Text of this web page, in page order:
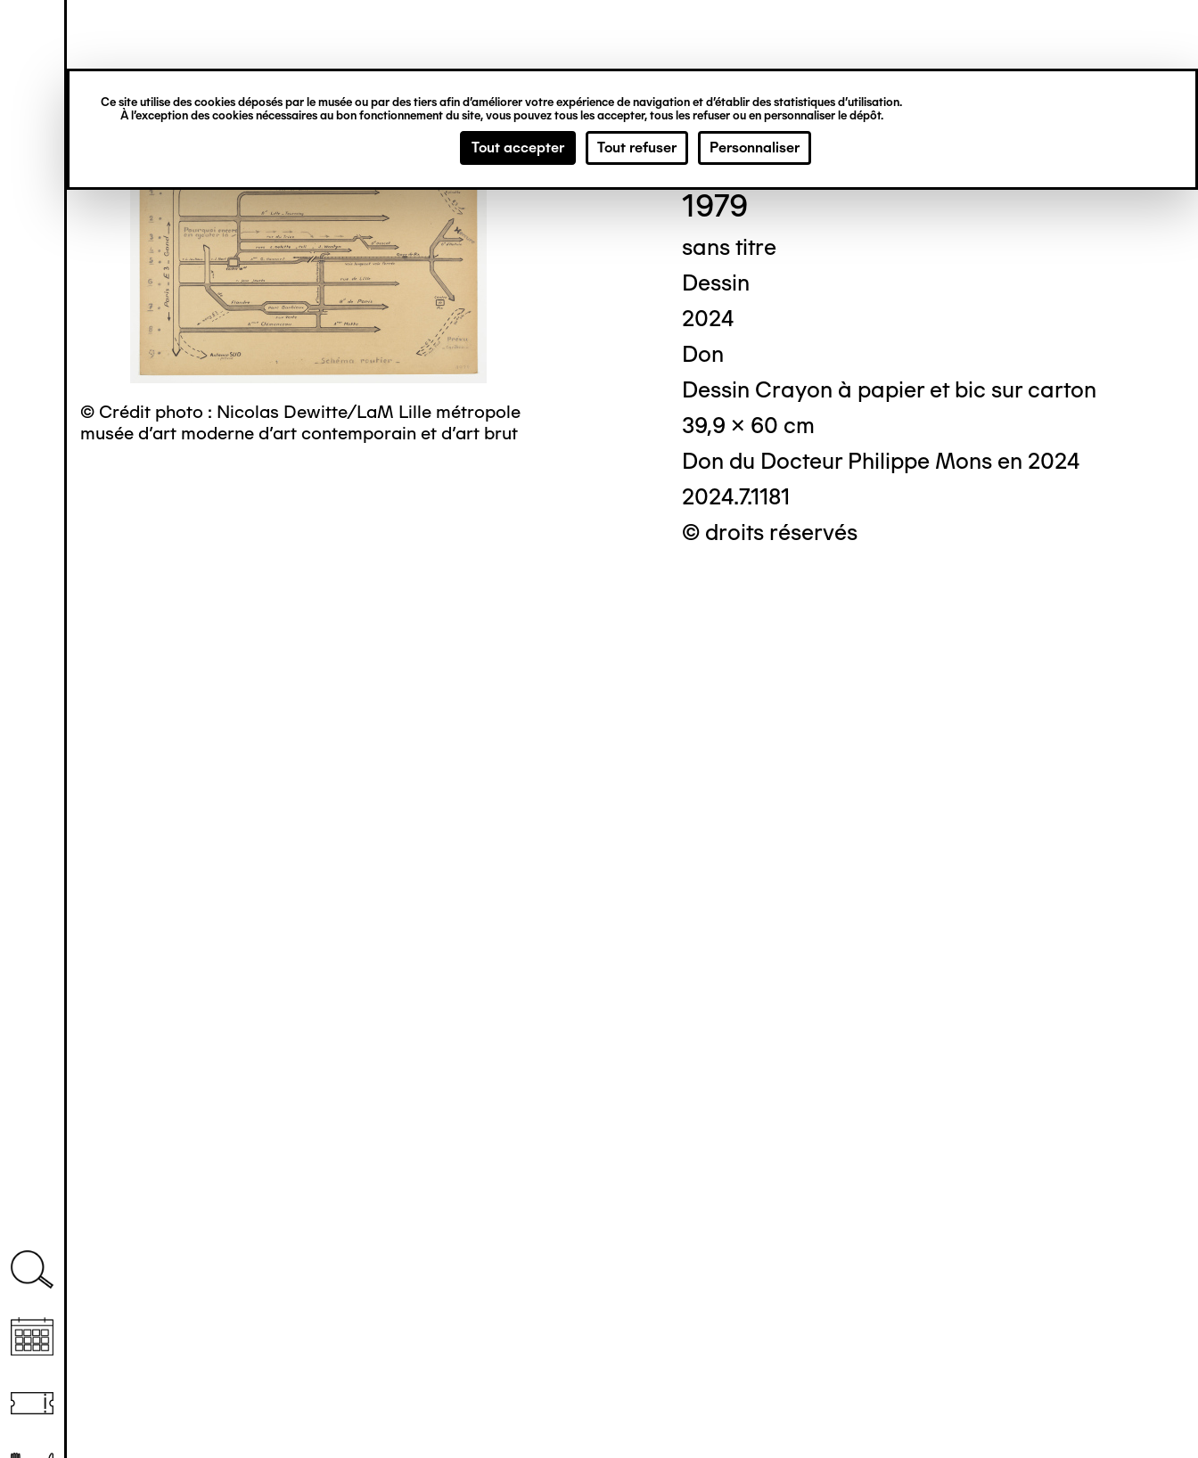
Ce site utilise des cookies déposés par le musée ou par des tiers afin d’améliorer votre expérience de navigation et d’établir des statistiques d’utilisation.
À l’exception des cookies nécessaires au bon fonctionnement du site, vous pouvez tous les accepter, tous les refuser ou en personnaliser le dépôt.
Tout accepter Tout refuser Personnaliser
principal
verticale
© Crédit photo : Nicolas Dewitte/LaM Lille métropole
musée d’art moderne d’art contemporain et d’art brut
Désiré GEELEN
1979
sans titre
Dessin
2024
Don
Dessin Crayon à papier et bic sur carton
39,9 x 60 cm
Don du Docteur Philippe Mons en 2024
2024.7.1181
© droits réservés